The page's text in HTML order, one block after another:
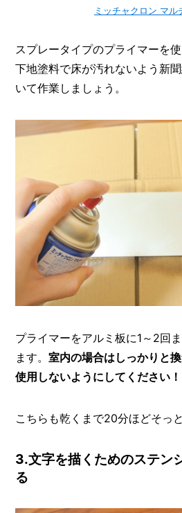
ミッチャクロン マル
スプレータイプのプライマーを
下地塗料で床が汚れないよう新
いて作業しましょう。
プライマーをアルミ板に1～2回
ます。室内の場合はしっかりと
使用しないようにしてください！
こちらも乾くまで20分ほどそっ
3.文字を描くためのステン
る